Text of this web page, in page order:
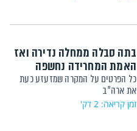
בתה סבלה ממחלה נדירה ואז
האמת המחרידה נחשפה
כל הפרטים על המקרה שמזעזע כעת
את ארה"ב
זמן קריאה: 2 דק'